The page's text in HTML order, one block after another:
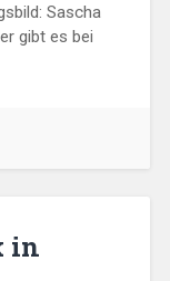
Sascha
gibt es bei
in